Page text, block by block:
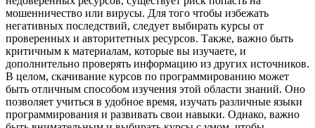
мошенничество или вирусы. Для того чтобы избежать
негативных последствий, следует выбирать курсы от
проверенных и авторитетных ресурсов. Также, важно быть
критичным к материалам, которые вы изучаете, и
дополнительно проверять информацию из других источников.
В целом, скачивание курсов по программированию может
быть отличным способом изучения этой области знаний. Оно
позволяет учиться в удобное время, изучать различные языки
программирования и развивать свои навыки. Однако, важно